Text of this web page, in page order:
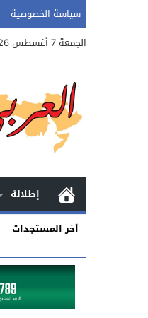
سياسة الخصوصية
الجمعة 7 أغسطس 2026 - 20:11 مساءً
إطلالة
أخر المستجدات